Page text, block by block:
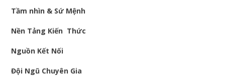
Tầm nhìn & Sứ Mệnh
Nền Tảng Kiến Thức
Nguồn Kết Nối
Đội Ngũ Chuyên Gia